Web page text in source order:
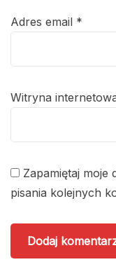
Adres email *
Witryna
Zapamiętaj moje
pisania kolejnych